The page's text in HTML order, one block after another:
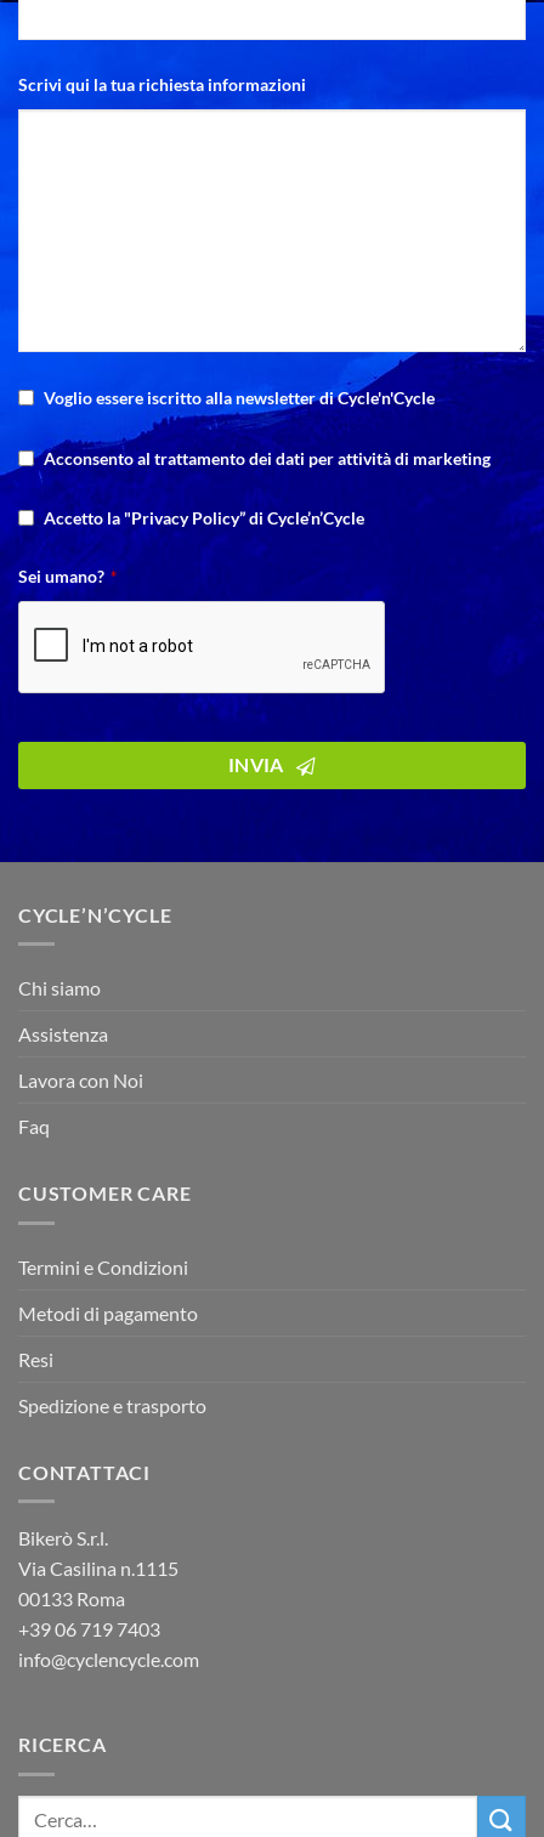
Scrivi qui la tua richiesta informazioni
Voglio essere iscritto alla newsletter di Cycle'n'Cycle
Acconsento al trattamento dei dati per attività di marketing
Accetto la "Privacy Policy” di Cycle’n’Cycle
Sei umano? *
INVIA
CYCLE’N’CYCLE
Chi siamo
Assistenza
Lavora con Noi
Faq
CUSTOMER CARE
Termini e Condizioni
Metodi di pagamento
Resi
Spedizione e trasporto
CONTATTACI
Bikerò S.r.l.
Via Casilina n.1115
00133 Roma
+3906 719 7403
info@cyclencycle.com
RICERCA